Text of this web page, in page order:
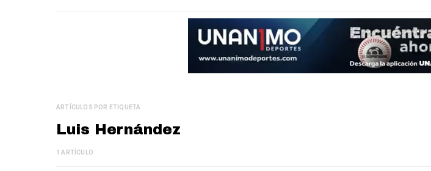
ARTÍCULOS POR ETIQUETA
Luis Hernández
1 ARTÍCULO